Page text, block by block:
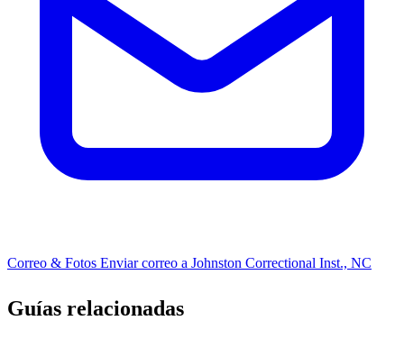
Correo & Fotos Enviar correo a Johnston Correctional Inst., NC
Guías relacionadas